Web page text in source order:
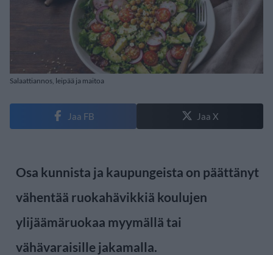
Salaattiannos, leipää ja maitoa
Jaa FB Jaa X
Osa kunnista ja kaupungeista on päättänyt
vähentää ruokahävikkiä koulujen
ylijäämäruokaa myymällä tai
vähävaraisille jakamalla.